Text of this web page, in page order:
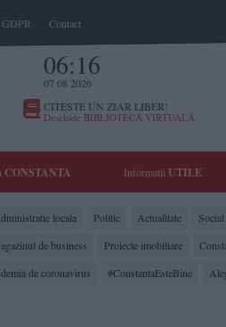
GDPR Contact
06:16
07 08 2026
CITESTE UN ZIAR LIBER!
Deschide BIBLIOTECA VIRTUALĂ
CONSTANTA Informatii UTILE
locala Politic Actualitate Social
de business Proiecte imobiliare
de coronavirus
#ConstantaEsteBine